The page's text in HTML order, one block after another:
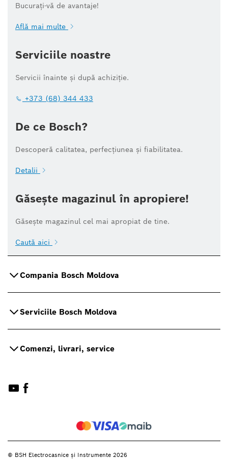
Bucurați-vă de avantaje!
Află mai multe
Serviciile noastre
Servicii înainte și după achiziție.
+373 (68) 344 433
De ce Bosch?
Descoperă calitatea, perfecțiunea și fiabilitatea.
Detalii
Găsește magazinul în apropiere!
Găsește magazinul cel mai apropiat de tine.
Caută aici
Compania Bosch Moldova
Serviciile Bosch Moldova
Comenzi, livrari, service
© BSH Electrocasnice și Instrumente 2026